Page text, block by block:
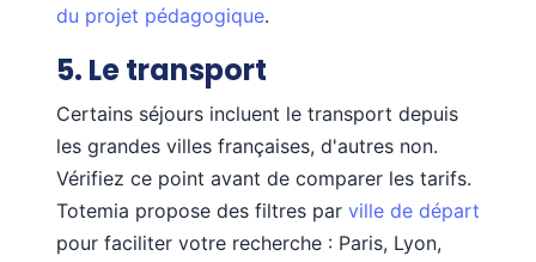
du projet pédagogique.
5. Le transport
Certains séjours incluent le transport depuis
les grandes villes françaises, d'autres non.
Vérifiez ce point avant de comparer les tarifs.
Totemia propose des filtres par ville de départ
pour faciliter votre recherche : Paris, Lyon,